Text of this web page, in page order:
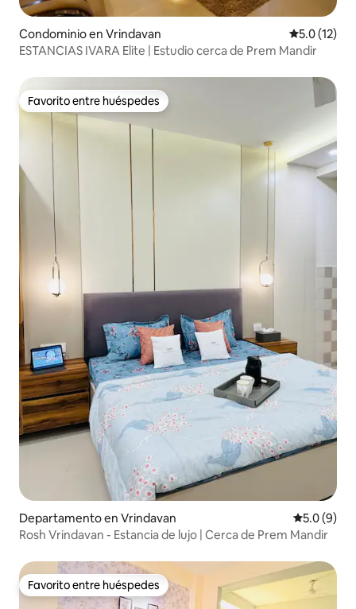
Condominio en Vrindavan Calificación
5.0 (12)
ESTANCIAS IVARA Elite | Estudio cerca de Prem Mandir
Favorito entre huéspedes
Favorito entre huéspedes
Departamento en Vrindavan
5.0 (9)
Rosh Vrindavan - Estancia de lujo | Cerca de Prem Mandir
Favorito entre huéspedes
Favorito entre huéspedes